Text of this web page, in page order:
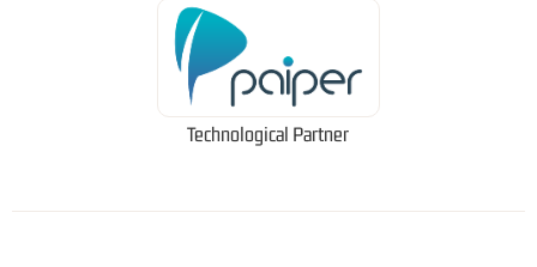
Technological Partner